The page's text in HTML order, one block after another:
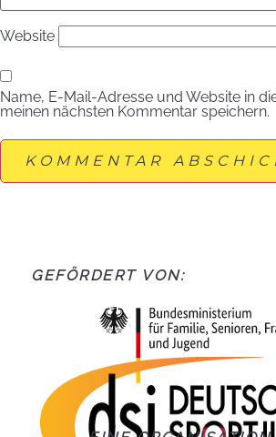
Website
Name, E-Mail-Adresse und Website in
meinen nächsten Kommentar speichern.
GEFÖRDERT VON: